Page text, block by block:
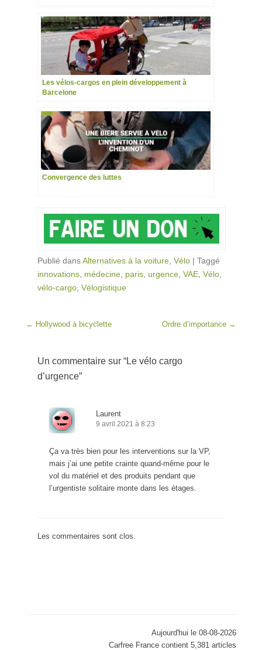
Les vélos-cargos en plein développement à
Barcelone
Convergence des luttes
Publié dansAlternatives à la voiture Vélo | Taggé
innovations médecine paris urgence VAE Vélo
vélo-cargo Vélogistique
Post navigation
← Hollywood à bicyclette Ordre d’importance →
Un commentaire sur “Le vélo cargo
d’urgence”
Laurent
9 avril 2021 à 8:23
Ça va très bien pour les interventions sur la VP,
mais j’ai une petite crainte quand-même pour le
vol du matériel et des produits pendant que
l’urgentiste solitaire monte dans les étages.
Les commentaires sont clos.
Aujourd'hui le 08-08-2026
Carfree France contient 5,381 articles